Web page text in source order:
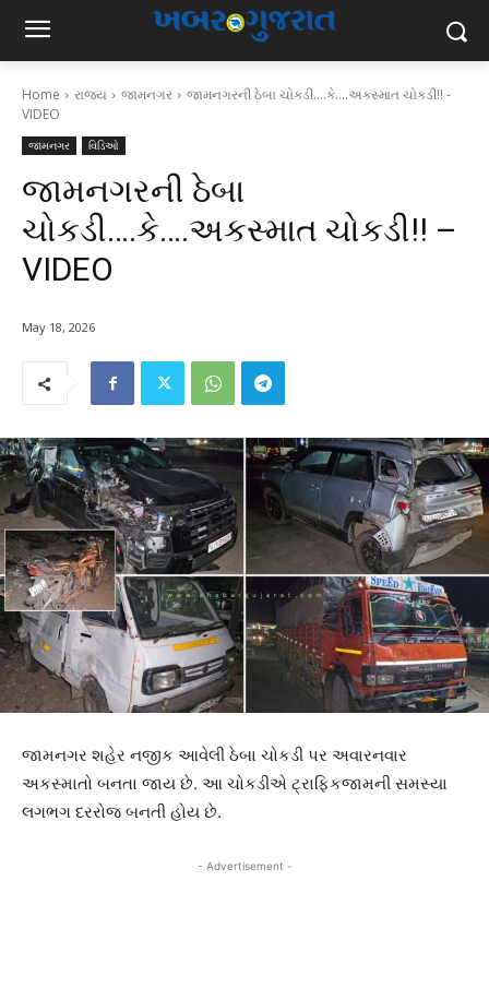
Home રાજ્ય જામનગર
જામનગરની ઠેબા ચોકડી....કે....અકસ્માત ચોકડી!! -
VIDEO
જામનગર વિડિઓ
જામનગરની ઠેબા
ચોકડી….કે….અકસ્માત ચોકડી!! –
VIDEO
May 18, 2026
જામનગર શહેર નજીક આવેલી ઠેબા ચોકડી પર અવારનવાર
અકસ્માતો બનતા જાય છે. આ ચોકડીએ ટ્રાફિકજામની સમસ્યા
લગભગ દરરોજ બનતી હોય છે.
- Advertisement -